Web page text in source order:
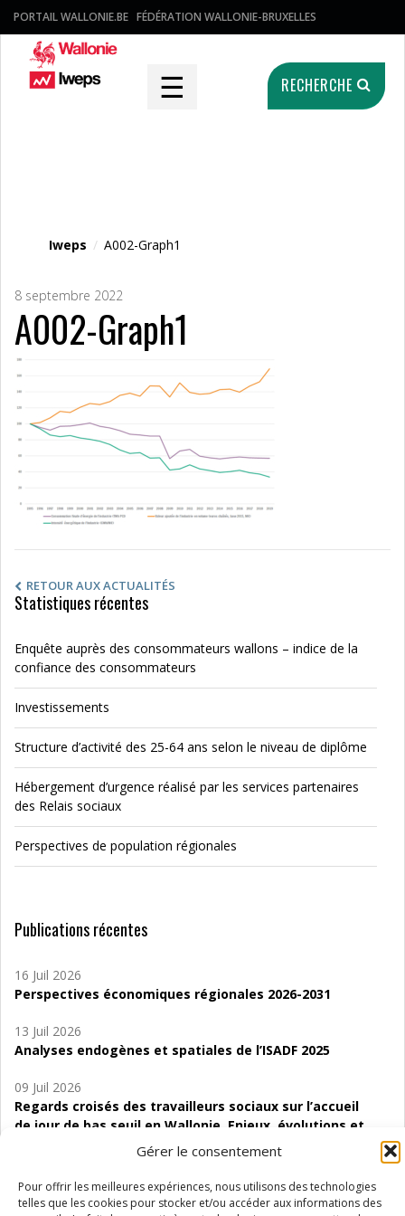
Gérer le consentement
Pour offrir les meilleures expériences, nous utilisons des technologies
telles que les cookies pour stocker et/ou accéder aux informations des
PORTAIL WALLONIE.BE FÉDÉRATION WALLONIE-BRUXELLES
☰ RECHERCHE
Iweps / A002-Graph1
8 septembre 2022
A002-Graph1
RETOUR AUX ACTUALITÉS
Statistiques récentes
Enquête auprès des consommateurs wallons – indice de la
confiance des consommateurs
Investissements
Structure d’activité des 25-64 ans selon le niveau de diplôme
Hébergement d’urgence réalisé par les services partenaires
des Relais sociaux
Perspectives de population régionales
Publications récentes
16 Juil 2026
Perspectives économiques régionales 2026-2031
13 Juil 2026
Analyses endogènes et spatiales de l’ISADF 2025
09 Juil 2026
Regards croisés des travailleurs sociaux sur l’accueil
de jour de bas seuil en Wallonie. Enjeux, évolutions et
06 Juil 2026
Étude d’évaluabilité des Structures